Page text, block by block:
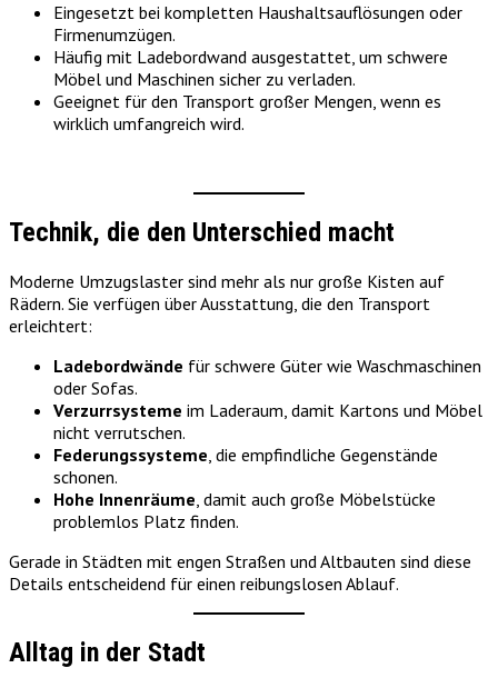
Eingesetzt bei kompletten Haushaltsauflösungen oder
Firmenumzügen.
Häufig mit Ladebordwand ausgestattet, um schwere
Möbel und Maschinen sicher zu verladen.
Geeignet für den Transport großer Mengen, wenn es
wirklich umfangreich wird.
Technik, die den Unterschied macht
Moderne Umzugslaster sind mehr als nur große Kisten auf
Rädern. Sie verfügen über Ausstattung, die den Transport
erleichtert:
Ladebordwände für schwere Güter wie Waschmaschinen
oder Sofas.
Verzurrsysteme im Laderaum, damit Kartons und Möbel
nicht verrutschen.
Federungssysteme , die empfindliche Gegenstände
schonen.
Hohe Innenräume , damit auch große Möbelstücke
problemlos Platz finden.
Gerade in Städten mit engen Straßen und Altbauten sind diese
Details entscheidend für einen reibungslosen Ablauf.
Alltag in der Stadt